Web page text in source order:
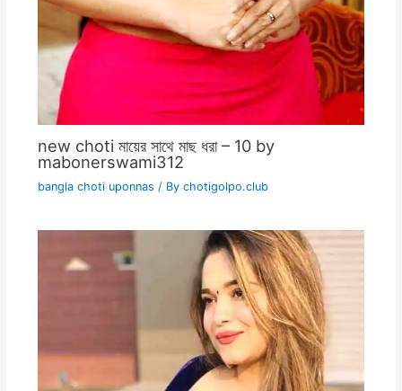
new choti মায়ের সাথে মাছ ধরা – 10 by
mabonerswami312
bangla choti uponnas / By chotigolpo.club